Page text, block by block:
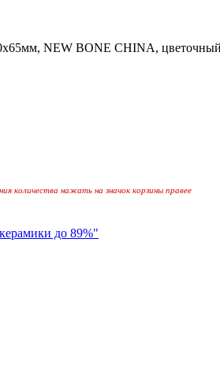
NEW BONE CHINA, цветочный
количества нажать на значок корзины правее
до 89%"